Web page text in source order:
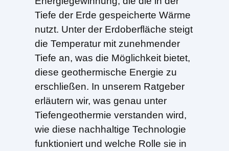
Tiefe der Erde gespeicherte Wärme
nutzt. Unter der Erdoberfläche steigt
die Temperatur mit zunehmender
Tiefe an, was die Möglichkeit bietet,
diese geothermische Energie zu
erschließen. In unserem Ratgeber
erläutern wir, was genau unter
Tiefengeothermie verstanden wird,
wie diese nachhaltige Technologie
funktioniert und welche Rolle sie in